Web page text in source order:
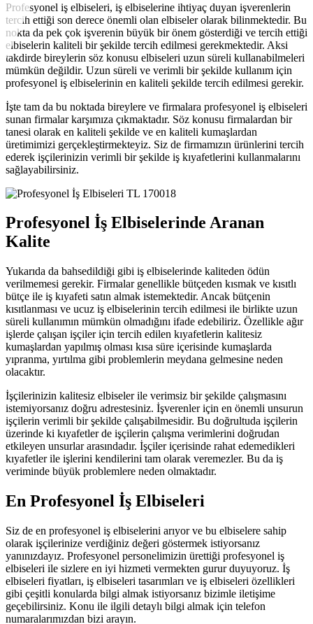
Profesyonel iş elbiseleri, iş elbiselerine ihtiyaç duyan işverenlerin
tercih ettiği son derece önemli olan elbiseler olarak bilinmektedir. Bu
nokta da pek çok işverenin büyük bir önem gösterdiği ve tercih ettiği
elbiselerin kaliteli bir şekilde tercih edilmesi gerekmektedir. Aksi
takdirde bireylerin söz konusu elbiseleri uzun süreli kullanabilmeleri
mümkün değildir. Uzun süreli ve verimli bir şekilde kullanım için
profesyonel iş elbiselerinin en kaliteli şekilde tercih edilmesi gerekir.
İşte tam da bu noktada bireylere ve firmalara profesyonel iş elbiseleri
sunan firmalar karşımıza çıkmaktadır. Söz konusu firmalardan bir
tanesi olarak en kaliteli şekilde ve en kaliteli kumaşlardan
üretimimizi gerçekleştirmekteyiz. Siz de firmamızın ürünlerini tercih
ederek işçilerinizin verimli bir şekilde iş kıyafetlerini kullanmalarını
sağlayabilirsiniz.
TL 170018
Profesyonel İş Elbiselerinde Aranan
Kalite
Yukarıda da bahsedildiği gibi iş elbiselerinde kaliteden ödün
verilmemesi gerekir. Firmalar genellikle bütçeden kısmak ve kısıtlı
bütçe ile iş kıyafeti satın almak istemektedir. Ancak bütçenin
kısıtlanması ve ucuz iş elbiselerinin tercih edilmesi ile birlikte uzun
süreli kullanımın mümkün olmadığını ifade edebiliriz. Özellikle ağır
işlerde çalışan işçiler için tercih edilen kıyafetlerin kalitesiz
kumaşlardan yapılmış olması kısa süre içerisinde kumaşlarda
yıpranma, yırtılma gibi problemlerin meydana gelmesine neden
olacaktır.
İşçilerinizin kalitesiz elbiseler ile verimsiz bir şekilde çalışmasını
istemiyorsanız doğru adrestesiniz. İşverenler için en önemli unsurun
işçilerin verimli bir şekilde çalışabilmesidir. Bu doğrultuda işçilerin
üzerinde ki kıyafetler de işçilerin çalışma verimlerini doğrudan
etkileyen unsurlar arasındadır. İşçiler içerisinde rahat edemedikleri
kıyafetler ile işlerini kendilerini tam olarak veremezler. Bu da iş
veriminde büyük problemlere neden olmaktadır.
En Profesyonel İş Elbiseleri
Siz de en profesyonel iş elbiselerini arıyor ve bu elbiselere sahip
olarak işçilerinize verdiğiniz değeri göstermek istiyorsanız
yanınızdayız. Profesyonel personelimizin ürettiği profesyonel iş
elbiseleri ile sizlere en iyi hizmeti vermekten gurur duyuyoruz. İş
elbiseleri fiyatları, iş elbiseleri tasarımları ve iş elbiseleri özellikleri
gibi çeşitli konularda bilgi almak istiyorsanız bizimle iletişime
geçebilirsiniz. Konu ile ilgili detaylı bilgi almak için telefon
numaralarımızdan bizi arayın.